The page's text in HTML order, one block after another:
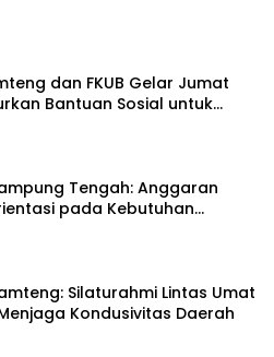
dan FKUB Gelar Jumat
Bantuan Sosial untuk
Tengah: Anggaran
pada Kebutuhan
Silaturahmi Lintas Umat
Kondusivitas Daerah